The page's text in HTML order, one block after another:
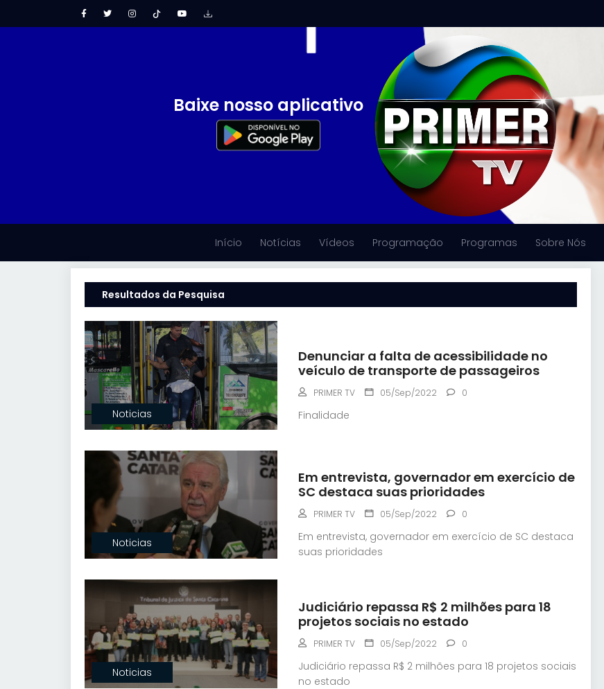
Baixe nosso aplicativo
Início Notícias Vídeos Programação Programas Sobre Nós
Resultados da Pesquisa
Noticias
Denunciar a falta de acessibilidade no
veículo de transporte de passageiros
PRIMER TV 05/Sep/2022 0
Finalidade
Noticias
Em entrevista, governador em exercício de
SC destaca suas prioridades
PRIMER TV 05/Sep/2022 0
Em entrevista, governador em exercício de SC destaca
suas prioridades
Noticias
Judiciário repassa R$ 2 milhões para 18
projetos sociais no estado
PRIMER TV 05/Sep/2022 0
Judiciário repassa R$ 2 milhões para 18 projetos sociais
no estado